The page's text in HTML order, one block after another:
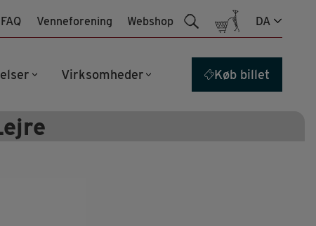
FAQ Venneforening Webshop DA
Virksomheder Køb billet